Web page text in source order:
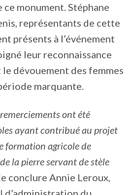
monument. Stéphane
représentants de cette
présents à l’événement
leur reconnaissance
dévouement des femmes
marquante.
ont été
ayant contribué au projet
formation agricole de
la pierre servant de stèle
conclure Annie Leroux,